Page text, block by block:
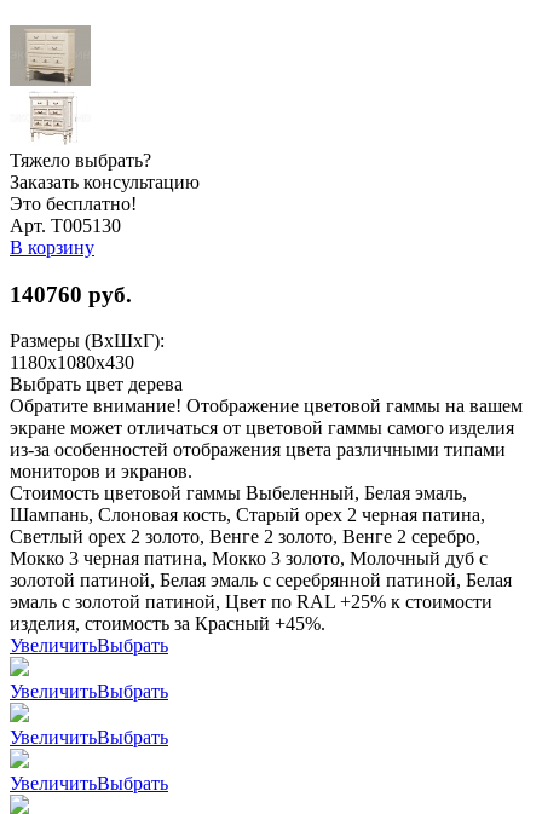
Тяжело выбрать?
Заказать консультацию
Это бесплатно!
Арт. Т005130
В корзину
140760 руб.
Размеры (ВхШхГ):
1180x1080x430
Выбрать цвет дерева
Обратите внимание! Отображение цветовой гаммы на вашем
экране может отличаться от цветовой гаммы самого изделия
из-за особенностей отображения цвета различными типами
мониторов и экранов.
Стоимость цветовой гаммы Выбеленный, Белая эмаль,
Шампань, Слоновая кость, Старый орех 2 черная патина,
Светлый орех 2 золото, Венге 2 золото, Венге 2 серебро,
Мокко 3 черная патина, Мокко 3 золото, Молочный дуб с
золотой патиной, Белая эмаль с серебрянной патиной, Белая
эмаль с золотой патиной, Цвет по RAL +25% к стоимости
изделия, стоимость за Красный +45%.
УвеличитьВыбрать
УвеличитьВыбрать
УвеличитьВыбрать
УвеличитьВыбрать